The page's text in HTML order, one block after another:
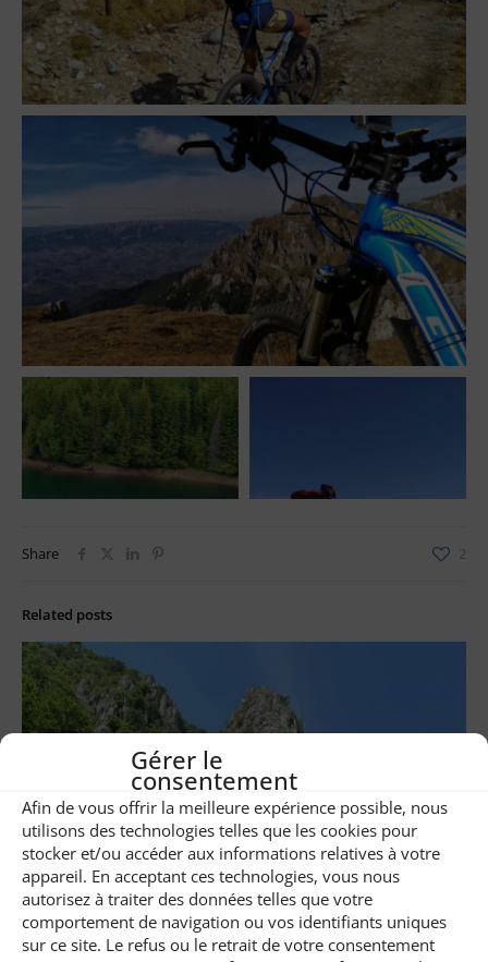
Gérer le
consentement
Afin de vous offrir la meilleure expérience possible, nous
utilisons des technologies telles que les cookies pour
stocker et/ou accéder aux informations relatives à votre
appareil. En acceptant ces technologies, vous nous
autorisez à traiter des données telles que votre
comportement de navigation ou vos identifiants uniques
sur ce site. Le refus ou le retrait de votre consentement
Share 2
Related posts